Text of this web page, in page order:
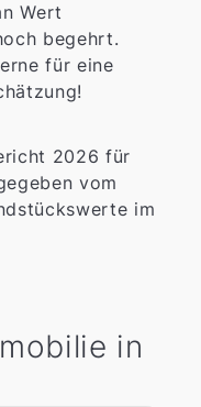
Wert
begehrt.
für eine
2026 für
vom
im
in